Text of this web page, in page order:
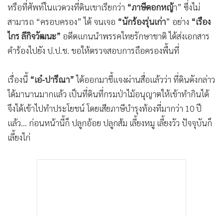
• วิทยาศาสตร์
• SMEs
• หุ้น
•
กองทุนรวม
• Celeb Online
• Factcheck
• ญี่ปุ่น
• News1
หรือที่ศัพท์ในแวดวงที่ดินเขาเรียกว่า “ภาษีดอกหญ้า” ซึ่งไม่
สามารถ “ครอบครอง” ได้ จนเจอ “นักร้องรุ่นเก่า” อย่าง “เรือง
ไกร ลีกิจวัฒนะ” อดีตแกนนำพรรคไทยรักษาชาติ ได้ส่งเอกสาร
คำร้องไปยัง ป.ป.ช. ขอให้ตรวจสอบการถือครองพื้นที่
เรื่องนี้ “เอ๋-ปารีณา”ได้ออกมาชี้แจงผ่านสื่อแล้วว่า ที่ดินดังกล่าว
ได้มานานมากแล้ว เป็นที่ดินที่กรมป่าไม้อนุญาตให้เข้าทำกินได้
จึงได้เข้าไปทำประโยชน์ โดยเสียภาษีบำรุงท้องที่มากว่า 10 ปี
แล้ว... ก่อนหน้านี้ก็ ปลูกอ้อย ปลูกส้ม เลี้ยงหมู เลี้ยงวัว ปัจจุบันก็
เลี้ยงไก่